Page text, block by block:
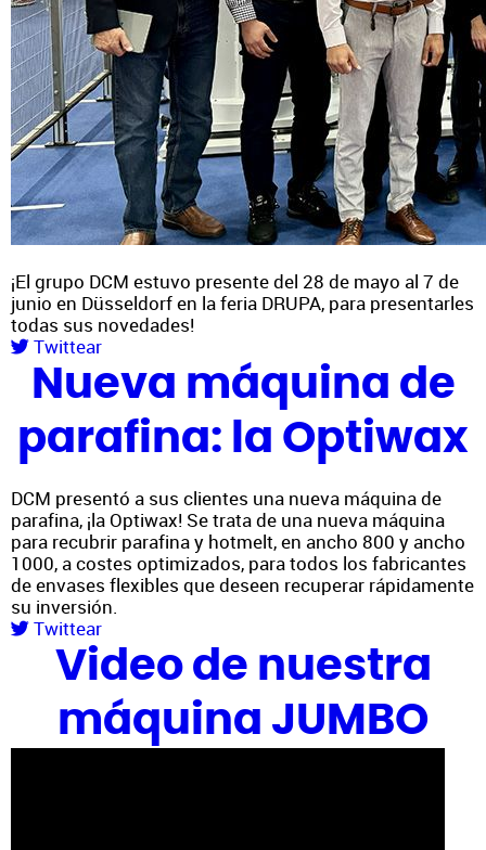
¡El grupo DCM estuvo presente del 28 de mayo al 7 de
junio en Düsseldorf en la feria DRUPA, para presentarles
todas sus novedades!
Twittear
Nueva máquina de
parafina: la Optiwax
DCM presentó a sus clientes una nueva máquina de
parafina, ¡la Optiwax! Se trata de una nueva máquina
para recubrir parafina y hotmelt, en ancho 800 y ancho
1000, a costes optimizados, para todos los fabricantes
de envases flexibles que deseen recuperar rápidamente
su inversión.
Twittear
Video de nuestra
máquina JUMBO